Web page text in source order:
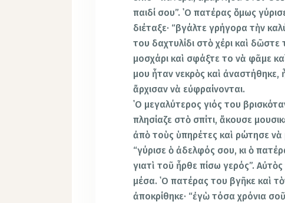
παιδί σου”. ῾Ο πατέρας ὅμως
διέταξε· “βγάλτε γρήγορα τὴν
του δαχτυλίδι στὸ χέρι καὶ
μοσχάρι καὶ σφάξτε το νὰ φᾶμε
μου ἦταν νεκρὸς καὶ ἀναστήθηκε,
ἄρχισαν νὰ εὐφραίνονται.
῾Ο μεγαλύτερος γιός του
πλησίαζε στὸ σπίτι, ἄκουσε
ἀπὸ τοὺς ὑπηρέτες καὶ ρώτησε νὰ
“γύρισε ὁ ἀδελφός σου, κι ὁ
γιατὶ τοῦ ἦρθε πίσω γερός”.
μέσα. ῾Ο πατέρας του βγῆκε καὶ
ἀποκρίθηκε· “ἐγὼ τόσα χρόνια